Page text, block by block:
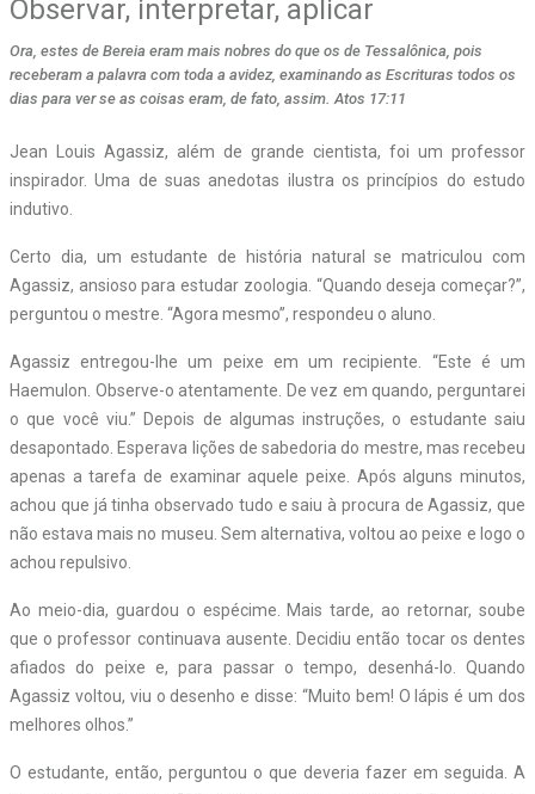
Observar, interpretar, aplicar
Ora, estes de Bereia eram mais nobres do que os de Tessalônica, pois
receberam a palavra com toda a avidez, examinando as Escrituras todos os
dias para ver se as coisas eram, de fato, assim. Atos 17:11
Jean Louis Agassiz, além de grande cientista, foi um professor
inspirador. Uma de suas anedotas ilustra os princípios do estudo
indutivo.
Certo dia, um estudante de história natural se matriculou com
Agassiz, ansioso para estudar zoologia. “Quando deseja começar?”,
perguntou o mestre. “Agora mesmo”, respondeu o aluno.
Agassiz entregou-lhe um peixe em um recipiente. “Este é um
Haemulon. Observe-o atentamente. De vez em quando, perguntarei
o que você viu.” Depois de algumas instruções, o estudante saiu
desapontado. Esperava lições de sabedoria do mestre, mas recebeu
apenas a tarefa de examinar aquele peixe. Após alguns minutos,
achou que já tinha observado tudo e saiu à procura de Agassiz, que
não estava mais no museu. Sem alternativa, voltou ao peixe e logo o
achou repulsivo.
Ao meio-dia, guardou o espécime. Mais tarde, ao retornar, soube
que o professor continuava ausente. Decidiu então tocar os dentes
afiados do peixe e, para passar o tempo, desenhá-lo. Quando
Agassiz voltou, viu o desenho e disse: “Muito bem! O lápis é um dos
melhores olhos.”
O estudante, então, perguntou o que deveria fazer em seguida. A